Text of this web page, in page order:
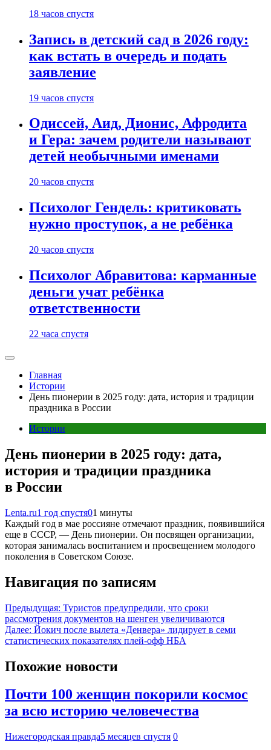
18 часов спустя
Запись в детский сад в 2026 году:
как встать в очередь и подать
заявление
19 часов спустя
Одиссей, Аид, Дионис, Афродита
и Гера: зачем родители называют
детей необычными именами
20 часов спустя
Психолог Гендель: критиковать
нужно проступок, а не ребёнка
20 часов спустя
Психолог Абравитова: карманные
деньги учат ребёнка
ответственности
22 часа спустя
Главная
Истории
День пионерии в 2025 году: дата, история и традиции
праздника в России
Истории
День пионерии в 2025 году: дата,
история и традиции праздника
в России
Lenta.ru1 год спустя01 минуты
Каждый год в мае россияне отмечают праздник, появившийся
еще в СССР, — День пионерии. Он посвящен организации,
которая занималась воспитанием и просвещением молодого
поколения в Советском Союзе.
Навигация по записям
Предыдущая: Туристов предупредили, что сроки
рассмотрения документов на шенген увеличиваются
Далее: Йокич после вылета «Денвера» лидирует в семи
статистических показателях плей-офф НБА
Похожие новости
Почти 100 женщин покорили космос
за всю историю человечества
Нижегородская правда5 месяцев спустя 0